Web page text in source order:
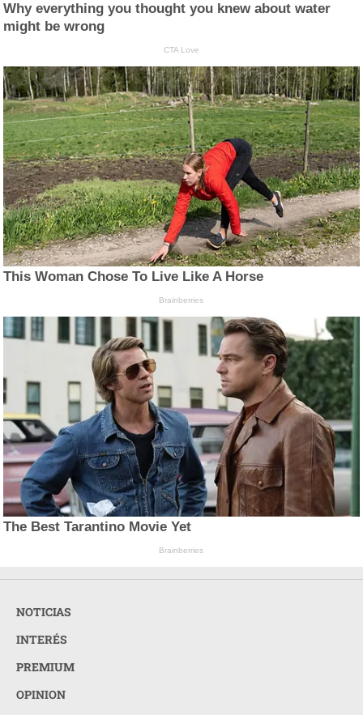
Why everything you thought you knew about water
might be wrong
CTA Love
This Woman Chose To Live Like A Horse
Brainberries
The Best Tarantino Movie Yet
Brainberries
NOTICIAS
INTERÉS
PREMIUM
OPINION